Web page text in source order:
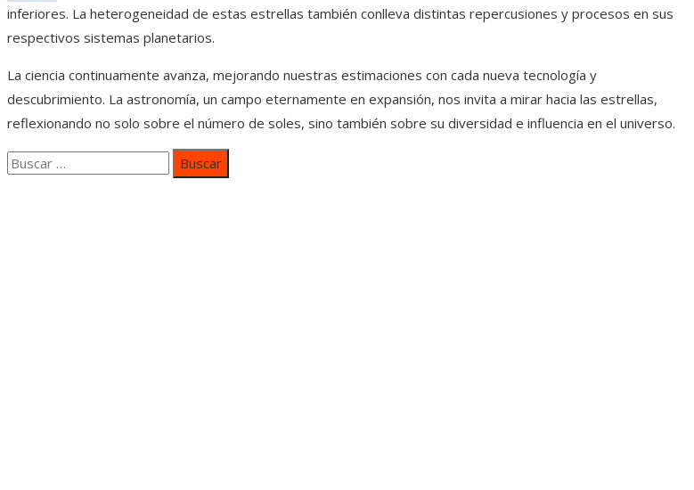
inferiores. La heterogeneidad de estas estrellas también conlleva distintas repercusiones y procesos en sus
respectivos sistemas planetarios.
La ciencia continuamente avanza, mejorando nuestras estimaciones con cada nueva tecnología y
descubrimiento. La astronomía, un campo eternamente en expansión, nos invita a mirar hacia las estrellas,
reflexionando no solo sobre el número de soles, sino también sobre su diversidad e influencia en el universo.
Buscar: